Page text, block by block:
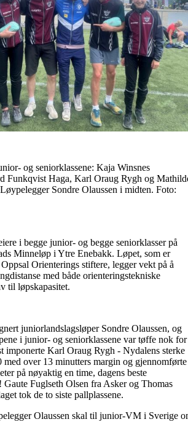
og seniorklassene: Kaja Winsnes
Funkqvist Haga, Karl Oraug Rygh og
Sondre Olaussen i midten. Foto:
i begge junior- og begge seniorklasser på
Minneløp i Ytre Enebakk. Løpet, som er
Orienterings stiftere, legger vekt på å
med både orienteringstekniske
til løpskapasitet.
juniorlandslagsløper Sondre Olaussen, og
i junior- og seniorklassene var tøffe nok for
imponerte Karl Oraug Rygh - Nydalens sterke
over 13 minutters margin og gjennomførte
på nøyaktig en time, dagens beste
Fuglseth Olsen fra Asker og Thomas
tok de to siste pallplassene.
Olaussen skal til junior-VM i Sverige